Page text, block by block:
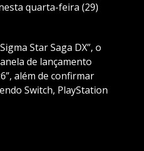
quarta-feira (29)
Star Saga DX”, o
de lançamento
além de confirmar
Switch, PlayStation